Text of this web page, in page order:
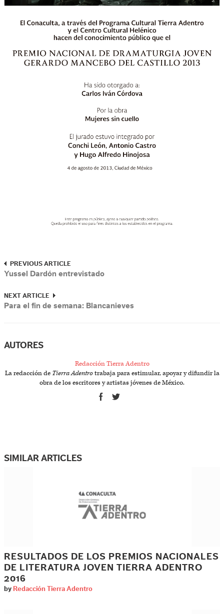
PREVIOUS ARTICLE
Yussel Dardón entrevistado
NEXT ARTICLE
Para el fin de semana: Blancanieves
AUTORES
Redacción Tierra Adentro
La redacción de Tierra Adentrotrabaja para estimular, apoyar y difundir la
obra de los escritores y artistas jóvenes de México.
SIMILAR ARTICLES
RESULTADOS DE LOS PREMIOS NACIONALES
DE LITERATURA JOVEN TIERRA ADENTRO
2016
by Redacción Tierra Adentro